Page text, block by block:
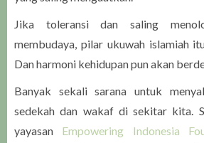
Jika toleransi dan saling
membudaya, pilar ukuwah islamiah
Dan harmoni kehidupan pun akan
Banyak sekali sarana untuk
sedekah dan wakaf di sekitar kita.
yayasan Empowering Indonesia